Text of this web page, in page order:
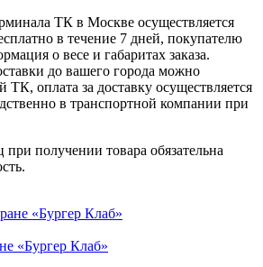
ТК в Москве осуществляется
в течение 7 дней, покупателю
о весе и габаритах заказа.
до вашего города можно
ТК, оплата за доставку осуществляется
в транспортной компании при
получении товара обязательна
«Бургер Клаб»